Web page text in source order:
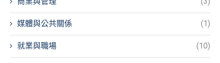
媒體與公共關係 (1)
就業與職場 (10)